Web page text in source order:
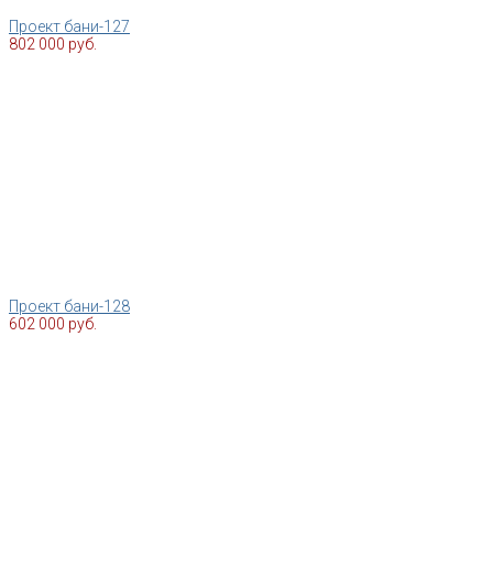
Проект бани-127
802 000 руб.
Проект бани-128
602 000 руб.